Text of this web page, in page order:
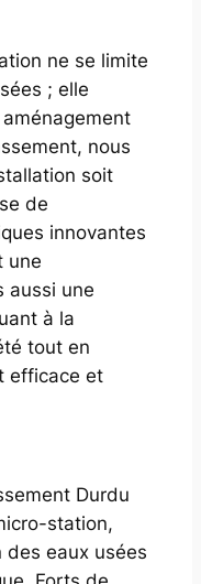
ne se limite
; elle
nous
soit
de
innovantes
une
aussi une
à la
tout en
efficace et
Durdu
station,
des eaux usées